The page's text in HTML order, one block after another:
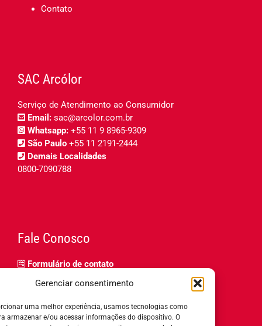
Gerenciar consentimento
uma melhor experiência, usamos tecnologias como
armazenar e/ou acessar informações do dispositivo. O
Contato
SAC Arcólor
Serviço de Atendimento ao Consumidor
Email: sac@arcolor.com.br
Whatsapp: +55 11 9 8965-9309
São Paulo +55 11 2191-2444
Demais Localidades
0800-7090788
Fale Conosco
Formulário de contato
Relatório de igualdade salarial